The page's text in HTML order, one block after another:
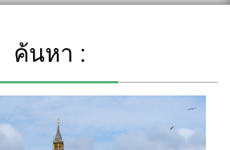
ค้นหา :